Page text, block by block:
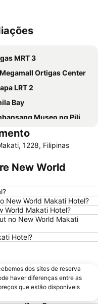
MRT 3
Ortigas Center
LRT 2
Bay
Museo ng Pilipinas
Church
Yacht Club
LRT 2
1228, Filipinas
New World
New World Makati Hotel?
World Makati Hotel?
no New World Makati
Hotel?
dos sites de reserva
haver diferenças entre as
que estão disponíveis